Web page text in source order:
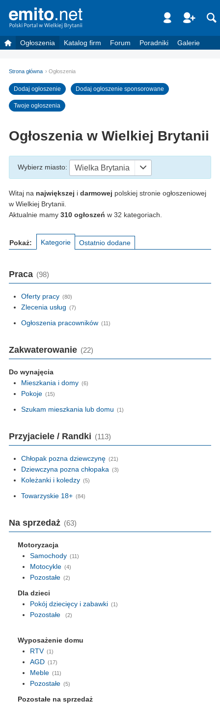
Ogłoszenia Katalog firm Forum Poradniki Galerie
Strona główna Ogłoszenia
Dodaj ogłoszenie Dodaj ogłoszenie sponsorowane
Twoje ogłoszenia
Ogłoszenia w Wielkiej Brytanii
Wybierz miasto: Wielka Brytania
Witaj na największej i darmowej polskiej stronie ogłoszeniowej
w Wielkiej Brytanii.
Aktualnie mamy 310 ogłoszeń w 32 kategoriach.
Pokaż: Kategorie Ostatnio dodane
Praca (98)
Oferty pracy (80)
Zlecenia usług (7)
Ogłoszenia pracowników (11)
Zakwaterowanie (22)
Do wynajęcia
Mieszkania i domy (6)
Pokoje (15)
Szukam mieszkania lub domu (1)
Przyjaciele / Randki (113)
Chłopak pozna dziewczynę (21)
Dziewczyna pozna chłopaka (3)
Koleżanki i koledzy (5)
Towarzyskie 18+ (84)
Na sprzedaż (63)
Motoryzacja
Samochody (11)
Motocykle (4)
Pozostałe (2)
Dla dzieci
Pokój dziecięcy i zabawki (1)
Pozostałe (2)
Wyposażenie domu
RTV (1)
AGD (17)
Meble (11)
Pozostałe (5)
Pozostałe na sprzedaż